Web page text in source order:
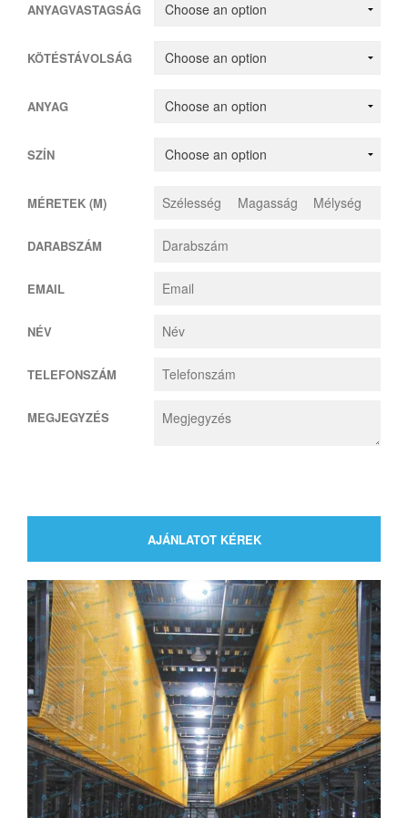
ANYAGVASTAGSÁG
KÖTÉSTÁVOLSÁG
ANYAG
SZÍN
MÉRETEK (M)
DARABSZÁM
EMAIL
NÉV
TELEFONSZÁM
MEGJEGYZÉS
AJÁNLATOT KÉREK